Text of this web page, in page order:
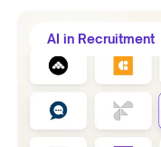
AI in Recruitment